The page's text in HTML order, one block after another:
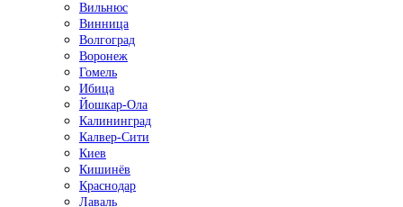
Вильнюс
Винница
Волгоград
Воронеж
Гомель
Ибица
Йошкар-Ола
Калининград
Калвер-Сити
Киев
Кишинёв
Краснодар
Лаваль